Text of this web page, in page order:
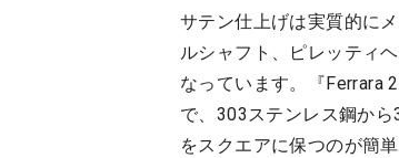
サテン仕上げは実質的に
ルシャフト、ピレッティ
なっています。『Ferrara
で、303ステンレス鋼か
をスクエアに保つのが簡